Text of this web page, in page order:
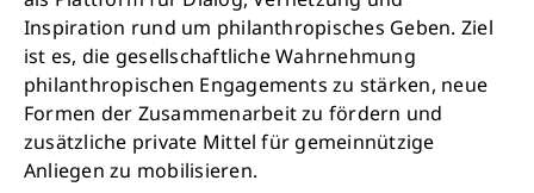
Inspiration rund um philanthropisches Geben. Ziel
ist es, die gesellschaftliche Wahrnehmung
philanthropischen Engagements zu stärken, neue
Formen der Zusammenarbeit zu fördern und
zusätzliche private Mittel für gemeinnützige
Anliegen zu mobilisieren.